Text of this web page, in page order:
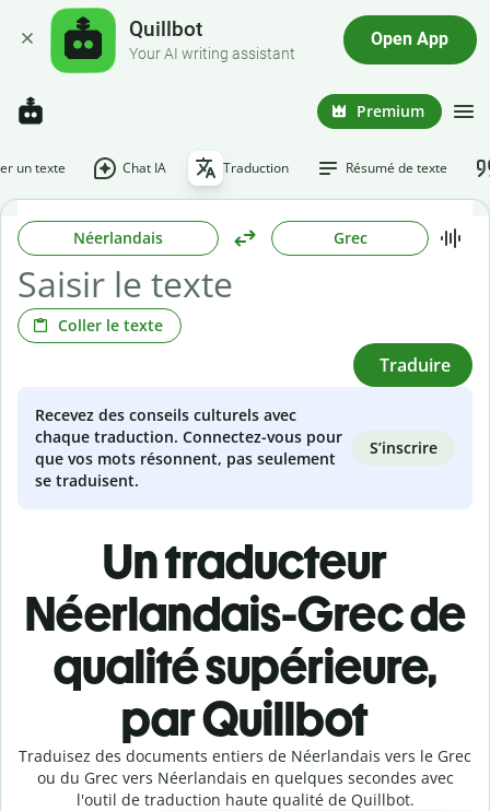
Quillbot
Your AI writing assistant
Open App
Premium
un texte Chat IA Traduction Résumé de texte
Néerlandais Grec
Coller le texte
Traduire
Recevez des conseils culturels avec
chaque traduction. Connectez-vous pour
que vos mots résonnent, pas seulement
se traduisent.
S’inscrire
Un traducteur
Néerlandais-Grec de
qualité supérieure,
par Quillbot
Traduisez des documents entiers de Néerlandais vers le Grec
ou du Grec vers Néerlandais en quelques secondes avec
l'outil de traduction haute qualité de Quillbot.